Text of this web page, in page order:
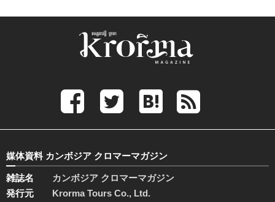
媒体資料 カンボジア クロマーマガジン
雑誌名
カンボジア クロマーマガジン
発行元
Krorma Tours Co., Ltd.